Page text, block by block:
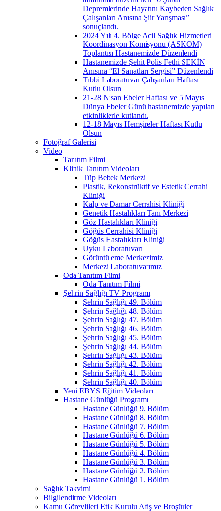
Depremlerinde Hayatını Kaybeden Sağlık
Çalışanları Anısına Şiir Yarışması”
sonuçlandı.
2024 Yılı 4. Bölge Acil Sağlık Hizmetleri
Koordinasyon Komisyonu (ASKOM)
Toplantısı Hastanemizde Düzenlendi
Hastanemizde Şehit Polis Fethi SEKİN
Anısına “El Sanatları Sergisi” Düzenlendi
Tıbbi Laboratuvar Çalışanları Haftası
Kutlu Olsun
21-28 Nisan Ebeler Haftası ve 5 Mayıs
Dünya Ebeler Günü hastanemizde yapılan
etkinliklerle kutlandı.
12-18 Mayıs Hemşireler Haftası Kutlu
Olsun
Fotoğraf Galerisi
Video
Tanıtım Filmi
Klinik Tanıtım Videoları
Tüp Bebek Merkezi
Plastik, Rekonstrüktif ve Estetik Cerrahi
Kliniği
Kalp ve Damar Cerrahisi Kliniği
Genetik Hastalıkları Tanı Merkezi
Göz Hastalıkları Kliniği
Göğüs Cerrahisi Kliniği
Göğüs Hastalıkları Kliniği
Uyku Laboratuvarı
Görüntüleme Merkezimiz
Merkezi Laboratuvarımız
Oda Tanıtım Filmi
Oda Tanıtım Filmi
Şehrin Sağlığı TV Programı
Şehrin Sağlığı 49. Bölüm
Şehrin Sağlığı 48. Bölüm
Şehrin Sağlığı 47. Bölüm
Şehrin Sağlığı 46. Bölüm
Şehrin Sağlığı 45. Bölüm
Şehrin Sağlığı 44. Bölüm
Şehrin Sağlığı 43. Bölüm
Şehrin Sağlığı 42. Bölüm
Şehrin Sağlığı 41. Bölüm
Şehrin Sağlığı 40. Bölüm
Yeni EBYS Eğitim Videoları
Hastane Günlüğü Programı
Hastane Günlüğü 9. Bölüm
Hastane Günlüğü 8. Bölüm
Hastane Günlüğü 7. Bölüm
Hastane Günlüğü 6. Bölüm
Hastane Günlüğü 5. Bölüm
Hastane Günlüğü 4. Bölüm
Hastane Günlüğü 3. Bölüm
Hastane Günlüğü 2. Bölüm
Hastane Günlüğü 1. Bölüm
Sağlık Takvimi
Bilgilendirme Videoları
Kamu Görevlileri Etik Kurulu Afiş ve Broşürler